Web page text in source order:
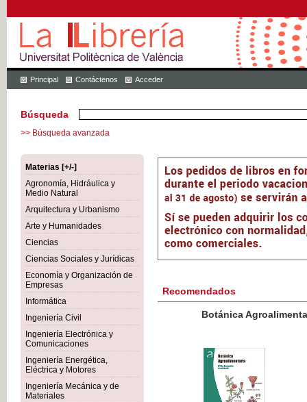
Principal Contáctenos Acceder
Búsqueda
>> Búsqueda avanzada
Materias [+/-]
Agronomía, Hidráulica y
Medio Natural
Arquitectura y Urbanismo
Arte y Humanidades
Ciencias
Ciencias Sociales y Jurídicas
Economía y Organización de
Empresas
Informática
Ingeniería Civil
Ingeniería Electrónica y
Comunicaciones
Ingeniería Energética,
Eléctrica y Motores
Ingeniería Mecánica y de
Materiales
Recomendados
Botánica Agroalimentaria